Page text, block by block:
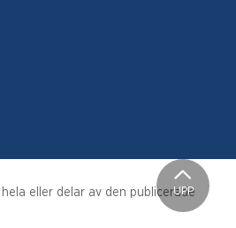
UPP
eller delar av den publicerade